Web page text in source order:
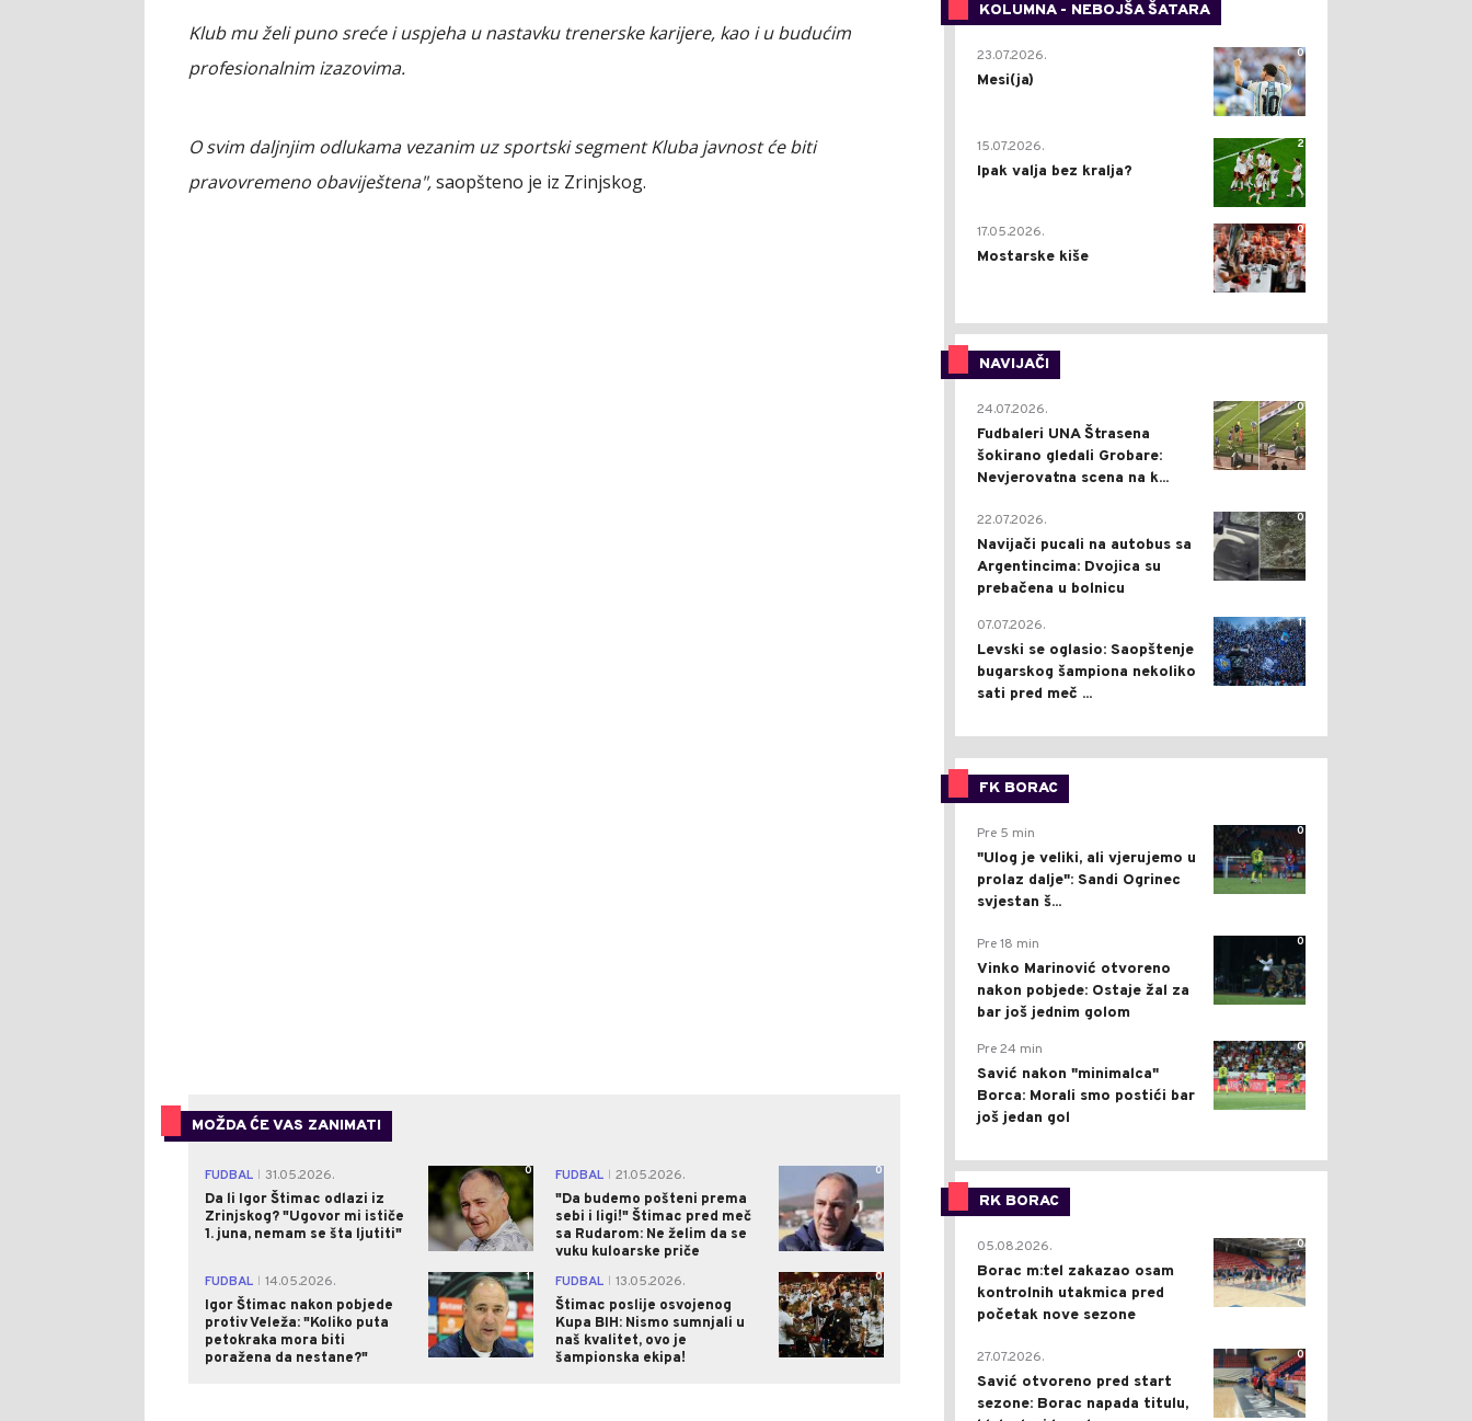
Klub mu želi puno sreće i uspjeha u nastavku trenerske karijere, kao i u budućim
profesionalnim izazovima.
O svim daljnjim odlukama vezanim uz sportski segment Kluba javnost će biti
pravovremeno obaviještena",saopšteno je iz Zrinjskog.
MOŽDA ĆE VAS ZANIMATI
FUDBAL
31.05.2026.
Da li Igor Štimac odlazi iz
Zrinjskog? "Ugovor mi ističe
1. juna, nemam se šta ljutiti"
0 FUDBAL
21.05.2026.
"Da budemo pošteni prema
sebi i ligi!" Štimac pred meč
sa Rudarom: Ne želim da se
vuku kuloarske priče
0
FUDBAL
14.05.2026.
Igor Štimac nakon pobjede
protiv Veleža: "Koliko puta
petokraka mora biti
poražena da nestane?"
1 FUDBAL
13.05.2026.
Štimac poslije osvojenog
Kupa BIH: Nismo sumnjali u
naš kvalitet, ovo je
šampionska ekipa!
0
KOLUMNA - NEBOJŠA ŠATARA
0
23.07.2026.
Mesi(ja)
2
15.07.2026.
Ipak valja bez kralja?
0
17.05.2026.
Mostarske kiše
NAVIJAČI
0
24.07.2026.
Fudbaleri UNA Štrasena
šokirano gledali Grobare:
Nevjerovatna scena na k...
0
22.07.2026.
Navijači pucali na autobus sa
Argentincima: Dvojica su
prebačena u bolnicu
1
07.07.2026.
Levski se oglasio: Saopštenje
bugarskog šampiona nekoliko
sati pred meč ...
FK BORAC
0
Pre 5 min
"Ulog je veliki, ali vjerujemo u
prolaz dalje": Sandi Ogrinec
svjestan š...
0
Pre 18 min
Vinko Marinović otvoreno
nakon pobjede: Ostaje žal za
bar još jednim golom
0
Pre 24 min
Savić nakon "minimalca"
Borca: Morali smo postići bar
još jedan gol
RK BORAC
0
05.08.2026.
Borac m:tel zakazao osam
kontrolnih utakmica pred
početak nove sezone
0
27.07.2026.
Savić otvoreno pred start
sezone: Borac napada titulu,